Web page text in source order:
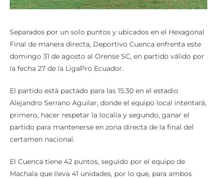
Separados por un solo puntos y ubicados en el Hexagonal
Final de manera directa, Deportivo Cuenca enfrenta este
domingo 31 de agosto al Orense SC, en partido válido por
la fecha 27 de la LigaPro Ecuador.
El partido está pactado para las 15:30 en el estadio
Alejandro Serrano Aguilar, donde el equipo local intentará,
primero, hacer respetar la localía y segundo, ganar el
partido para mantenerse en zona directa de la final del
certamen nacional.
El Cuenca tiene 42 puntos, seguido por el equipo de
Machala que lleva 41 unidades, por lo que, para ambos